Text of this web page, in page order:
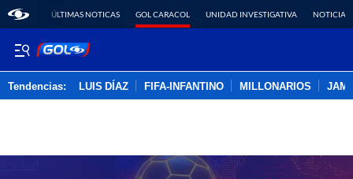
ÚLTIMAS NOTICAS GOL CARACOL UNIDAD INVESTIGATIVA NOTICIAS
Tendencias: LUIS DÍAZ FIFA-INFANTINO MILLONARIOS